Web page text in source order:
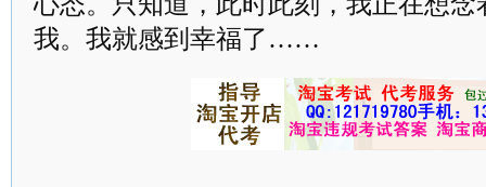
我。我就感到幸福了……